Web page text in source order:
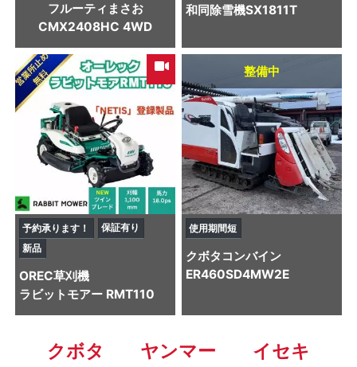
フルーティまさお
CMX2408HC 4WD
和同 除雪機SX1811T
予約承ります！
保証有り
新品
OREC草刈機
ラビットモアー RMT110
整備中
使用期間短
クボタ コンバイン
ER460SD4MW2E
クボタ ヤンマー
イセキ